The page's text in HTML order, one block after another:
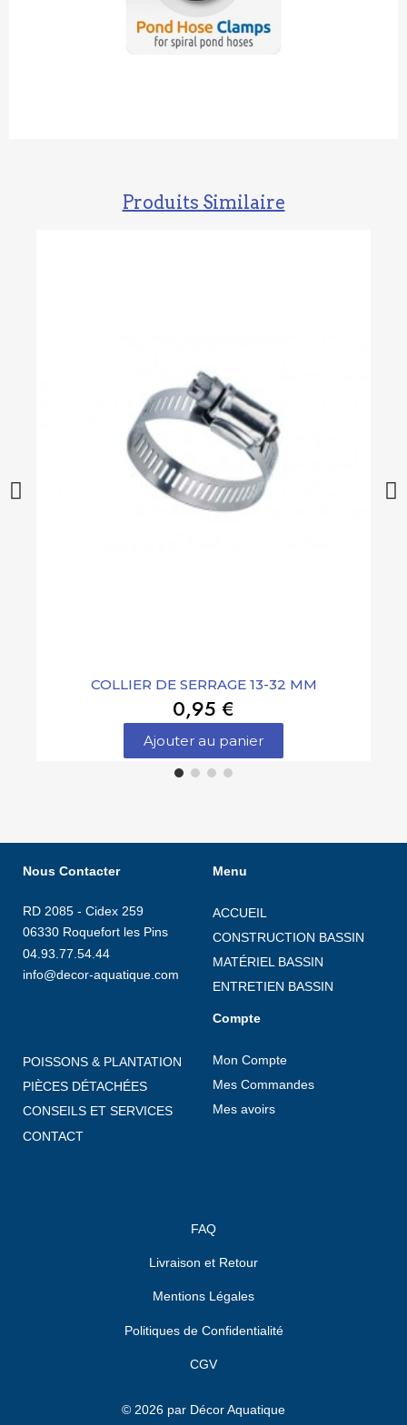
Produits Similaire
COLLIER DE SERRAGE 13-32 MM
0,95 €
Ajouter au panier
Nous Contacter
RD 2085 - Cidex 259
06330 Roquefort les Pins
04.93.77.54.44
info@decor-aquatique.com
Menu
ACCUEIL
CONSTRUCTION BASSIN
MATÉRIEL BASSIN
ENTRETIEN BASSIN
POISSONS & PLANTATION
PIÈCES DÉTACHÉES
CONSEILS ET SERVICES
CONTACT
Compte
Mon Compte
Mes Commandes
Mes avoirs
FAQ
Livraison et Retour
Mentions Légales
Politiques de Confidentialité
CGV
© 2026 par Décor Aquatique